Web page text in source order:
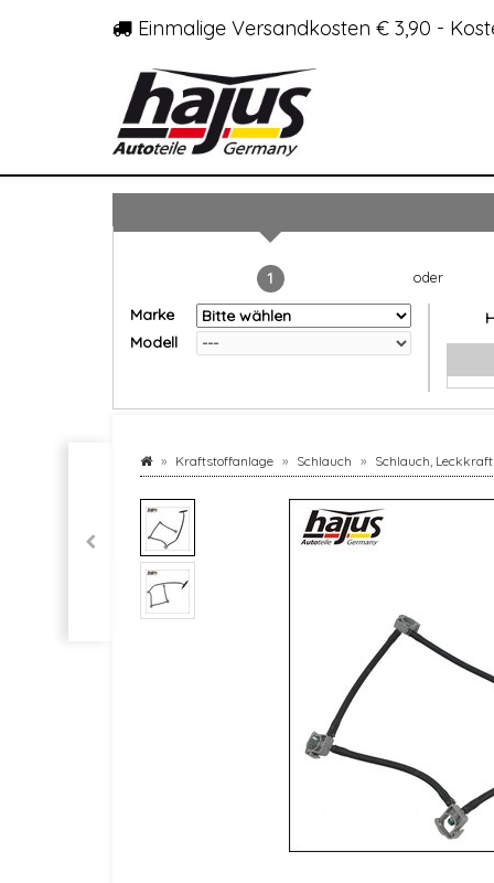
Einmalige Versandkosten € 3,90 -
1
Marke
Modell
Kraftstoffanlage Schlauch Schlauch,